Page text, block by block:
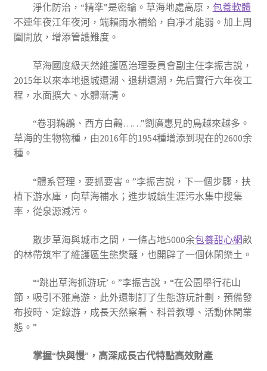
淨化防治，“精準”是密鑰。草海地處高原， 包養軟體
不連年夜江年夜河，端賴雨水補給，自凈才能弱。加上周
圍開放，增添管護難度。
草海國度級天然維護區治理委員會副主任李振吉說，
2015年以來本地退城還湖、退耕還湖，先后實行六年夜工
程，水面擴大、水體漸清。
“卷羽鵜鶘、西方白鸛……”劉廣惠見的鳥越來越多。
草海的生物物種，由2016年的1954種增添到現在的2600余
種。
“體系管理，要抓要害。”李振吉說，下一個步驟，扶
植下游水庫，向草海補水；進步城鎮生涯污水集中搜集
率，從泉源減污。
散步草海與城市之間，一條占地5000余包養甜心網畝
的林帶筑牢了維護區生態樊籬，也開辟了一個休閑樂土。
“‘跳出草海抓游玩’。”李振吉說，“在公園舉行花山
節，吸引不雅鳥游，此外還制訂了生態游玩計劃，預備發
布按時、定線游，成長天然察看、科普教導、活動休閑業
態。”
掌握“快與慢”，高深成長古代特點高效財產